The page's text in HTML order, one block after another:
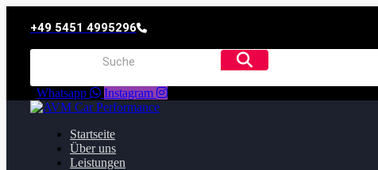
+49 5451 4995296
Whatsapp Instagram
Startseite
Über uns
Leistungen